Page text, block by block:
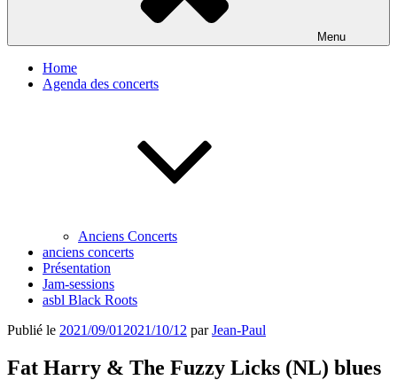
Menu
Home
Agenda des concerts
Anciens Concerts
anciens concerts
Présentation
Jam-sessions
asbl Black Roots
Publié le 2021/09/01 2021/10/12 parJean-Paul
Fat Harry & The Fuzzy Licks (NL) blues